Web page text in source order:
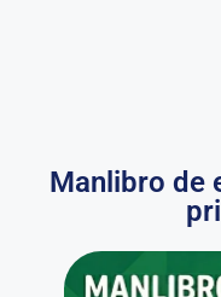
Manlibro de